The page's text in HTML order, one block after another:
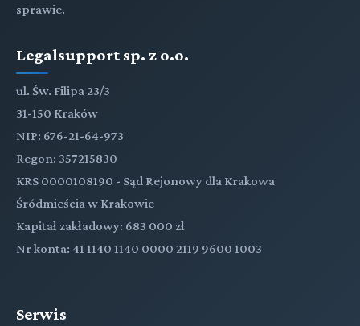
sprawie.
Legalsupport sp. z o.o.
ul. Św. Filipa 23/3
31-150 Kraków
NIP: 676-21-64-973
Regon: 357215830
KRS 0000108190 - Sąd Rejonowy dla Krakowa
Śródmieścia w Krakowie
Kapitał zakładowy: 683 000 zł
Nr konta: 41 1140 1140 0000 2119 9600 1003
Serwis